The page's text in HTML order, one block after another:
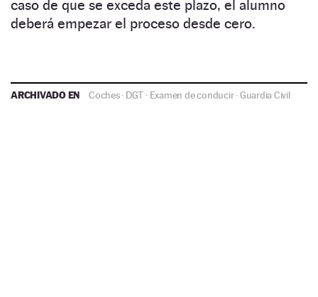
caso de que se exceda este plazo, el alumno
deberá empezar el proceso desde cero.
ARCHIVADO EN Coches· DGT · Examen de conducir·Guardia Civil